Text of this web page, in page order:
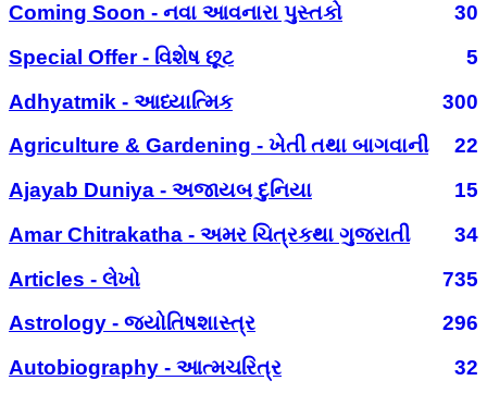
Coming Soon - નવા આવનારા પુસ્તકો
30
Special Offer - વિશેષ છૂટ
5
Adhyatmik - આધ્યાત્મિક
300
Agriculture & Gardening - ખેતી તથા બાગવાની
22
Ajayab Duniya - અજાયબ દુનિયા
15
Amar Chitrakatha - અમર ચિત્રકથા ગુજરાતી
34
Articles - લેખો
735
Astrology - જ્યોતિષશાસ્ત્ર
296
Autobiography - આત્મચરિત્ર
32